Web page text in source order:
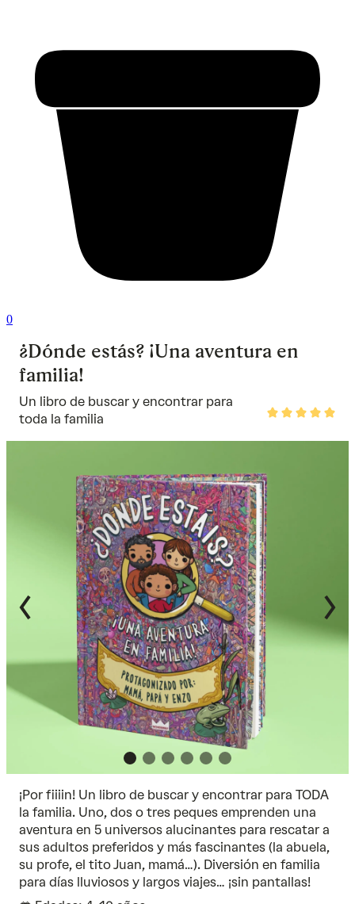
0
¿Dónde estás? ¡Una aventura en
familia!
Un libro de buscar y encontrar para
toda la familia
Rated
¡Por fiiiin! Un libro de buscar y encontrar para TODA
la familia. Uno, dos o tres peques emprenden una
aventura en 5 universos alucinantes para rescatar a
sus adultos preferidos y más fascinantes (la abuela,
su profe, el tito Juan, mamá…). Diversión en familia
para días lluviosos y largos viajes… ¡sin pantallas!